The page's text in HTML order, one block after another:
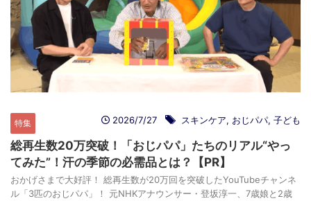
特集 2026/7/27 スキンケア, おじパパ, 子ども
総再生数20万突破！「おじパパ」たちのリアル“やっ
てみた”！汗の季節の必需品とは？【PR】
おかげさまで大好評！ 総再生数が20万回を突破したYouTubeチャンネ
ル「3匹のおじパパ」！ 元NHKアナウンサー・登坂淳一、7歳娘と2歳